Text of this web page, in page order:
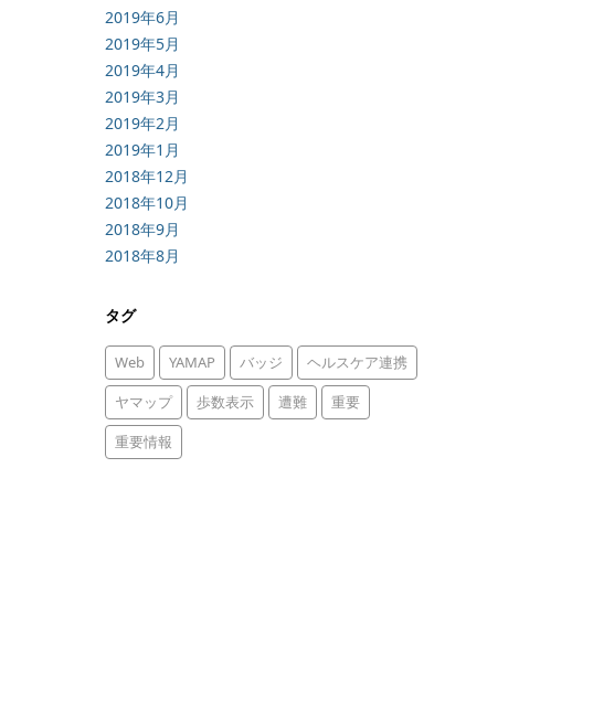
2019年6月
2019年5月
2019年4月
2019年3月
2019年2月
2019年1月
2018年12月
2018年10月
2018年9月
2018年8月
タグ
Web YAMAP バッジ
ヘルスケア連携
ヤマップ
歩数表示 遭難
重要
重要情報